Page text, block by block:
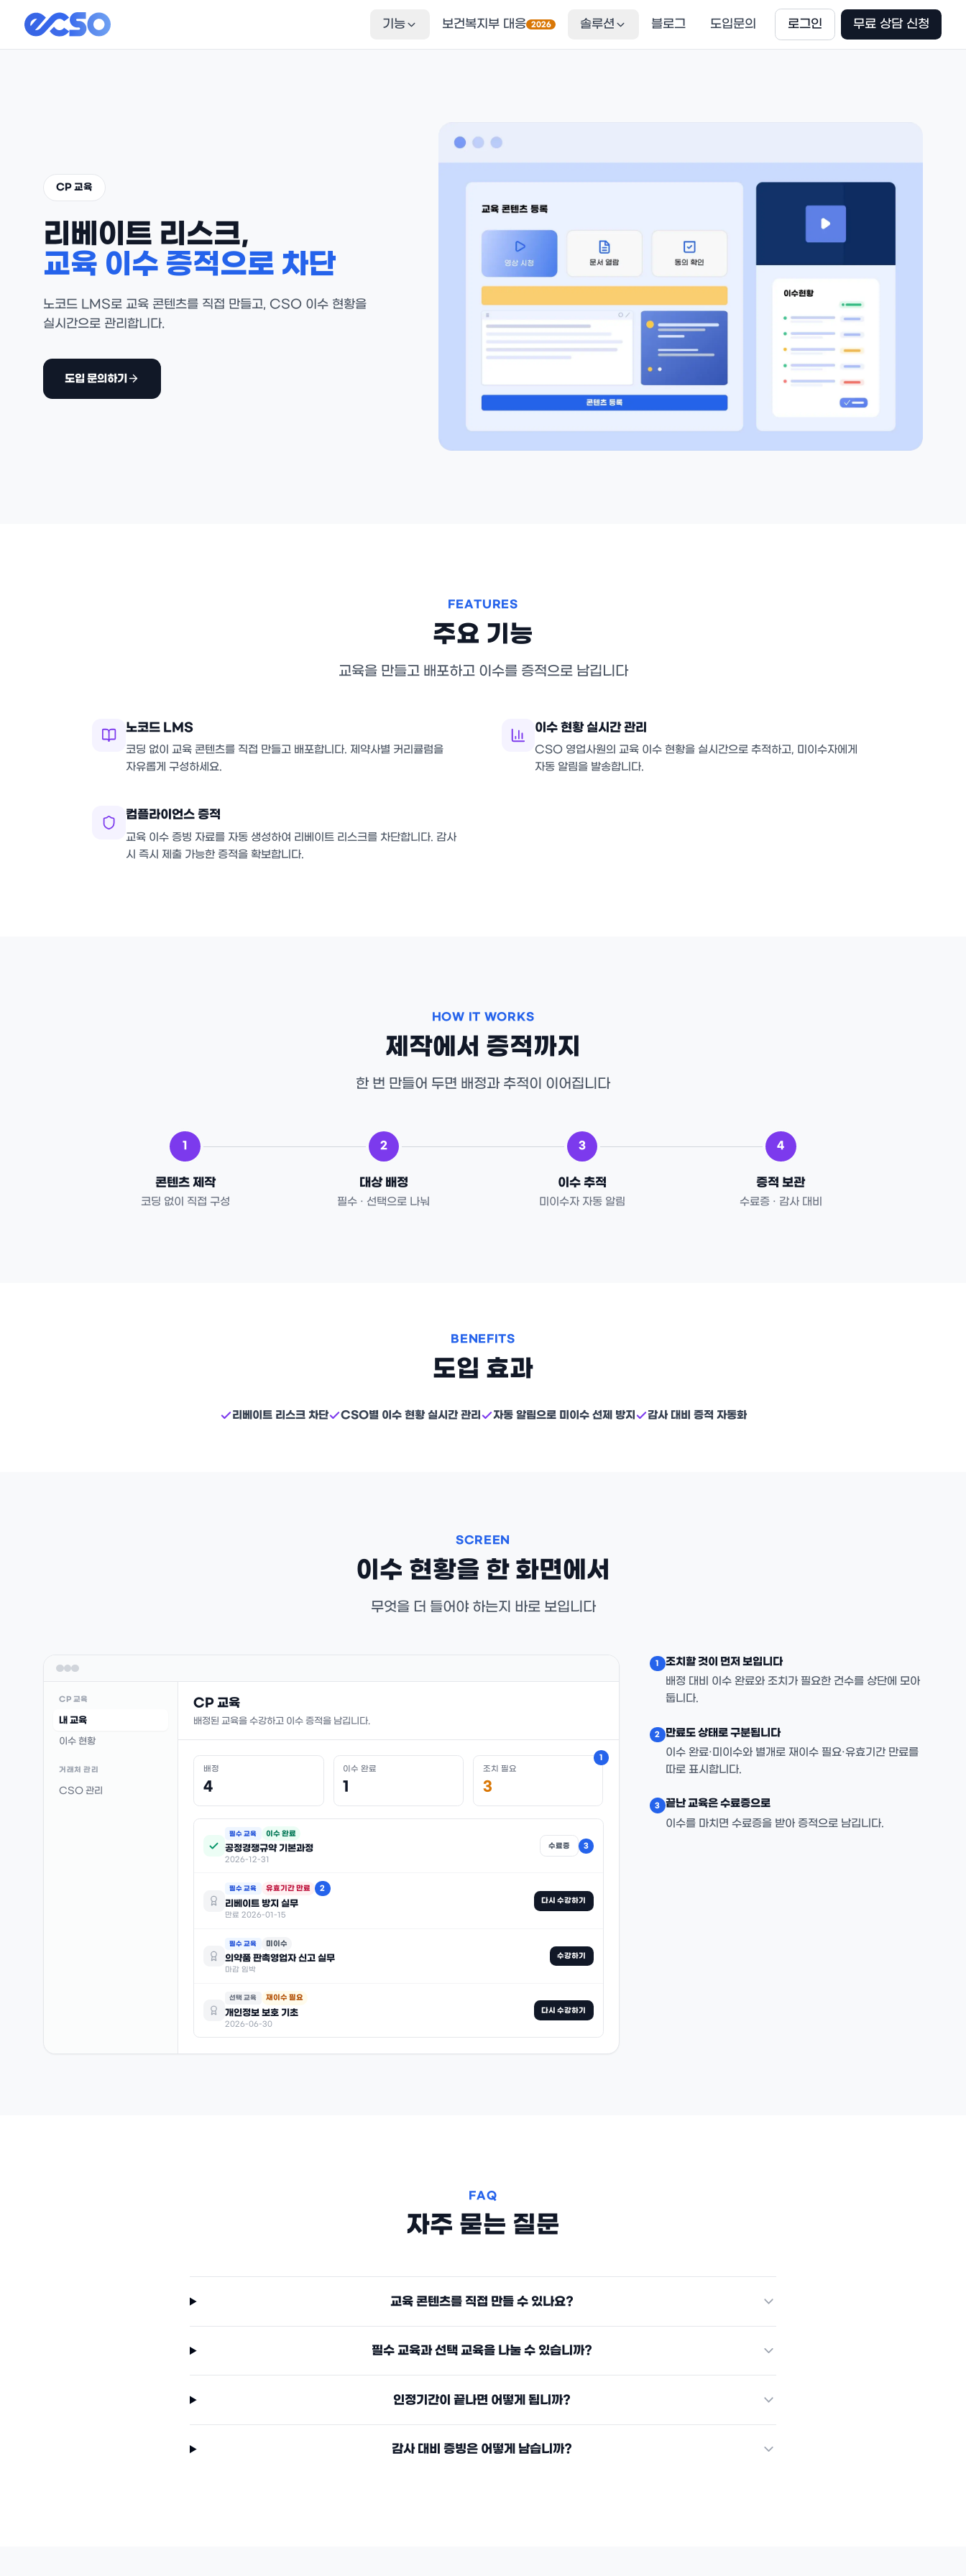
기능
문서 구조를 이해하는 자동 인식
검수 위탁(BPO) 전자계약
납품과 처방 대조 · 소명
만료 · 휴폐업 사전 감지
CP 교육
통계 · 분석
정산 통계 · 이익 분석
보건복지부 대응 2026 솔루션 블로그 도입문의 로그인 무료 상담 신청
CP 교육
리베이트 리스크,
교육 이수 증적으로 차단
노코드 LMS로 교육 콘텐츠를 직접 만들고, CSO 이수 현황을
실시간으로 관리합니다.
도입 문의하기
FEATURES
주요 기능
교육을 만들고 배포하고 이수를 증적으로 남깁니다
노코드 LMS
코딩 없이 교육 콘텐츠를 직접 만들고 배포합니다. 제약사별 커리큘럼을
자유롭게 구성하세요.
이수 현황 실시간 관리
CSO 영업사원의 교육 이수 현황을 실시간으로 추적하고, 미이수자에게
자동 알림을 발송합니다.
컴플라이언스 증적
교육 이수 증빙 자료를 자동 생성하여 리베이트 리스크를 차단합니다. 감사
시 즉시 제출 가능한 증적을 확보합니다.
HOW IT WORKS
제작에서 증적까지
한 번 만들어 두면 배정과 추적이 이어집니다
1
콘텐츠 제작
코딩 없이 직접 구성
2
대상 배정
필수 · 선택으로 나눠
3
이수 추적
미이수자 자동 알림
4
증적 보관
수료증 · 감사 대비
BENEFITS
도입 효과
리베이트 리스크 차단 CSO별 이수 현황 실시간 관리 자동 알림으로 미이수 선제 방지 감사 대비 증적 자동화
SCREEN
이수 현황을 한 화면에서
무엇을 더 들어야 하는지 바로 보입니다
CP 교육
내 교육
이수 현황
거래처 관리
CSO 관리
CP 교육
배정된 교육을 수강하고 이수 증적을 남깁니다.
배정
4
이수 완료
1
1
조치 필요
3
필수 교육 이수 완료
공정경쟁규약 기본과정
2026-12-31
수료증 3
필수 교육 유효기간 만료 2
리베이트 방지 실무
만료 2026-01-15
다시 수강하기
필수 교육 미이수
의약품 판촉영업자 신고 실무
마감 임박
수강하기
선택 교육 재이수 필요
개인정보 보호 기초
2026-06-30
다시 수강하기
1
조치할 것이 먼저 보입니다
배정 대비 이수 완료와 조치가 필요한 건수를 상단에 모아
둡니다.
2
만료도 상태로 구분됩니다
이수 완료·미이수와 별개로 재이수 필요·유효기간 만료를
따로 표시합니다.
3
끝난 교육은 수료증으로
이수를 마치면 수료증을 받아 증적으로 남깁니다.
FAQ
자주 묻는 질문
교육 콘텐츠를 직접 만들 수 있나요?
필수 교육과 선택 교육을 나눌 수 있습니까?
인정기간이 끝나면 어떻게 됩니까?
감사 대비 증빙은 어떻게 남습니까?